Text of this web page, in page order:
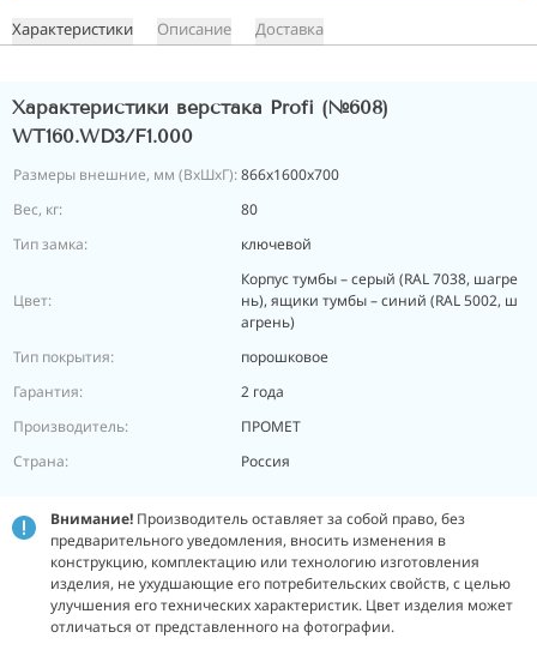
Характеристики Описание Доставка
Характеристики верстака Profi (№608)
WT160.WD3/F1.000
Размеры внешние, мм (ВхШхГ):866x1600x700
Вес, кг:
80
Тип замка:
ключевой
Цвет:
Корпус тумбы – серый (RAL 7038, шагре
нь), ящики тумбы – синий (RAL 5002, ш
агрень)
Тип покрытия:
порошковое
Гарантия:
2 года
Производитель:
ПРОМЕТ
Страна:
Россия
Внимание! Производитель оставляет за собой право, без
предварительного уведомления, вносить изменения в
конструкцию, комплектацию или технологию изготовления
изделия, не ухудшающие его потребительских свойств, с целью
улучшения его технических характеристик. Цвет изделия может
отличаться от представленного на фотографии.